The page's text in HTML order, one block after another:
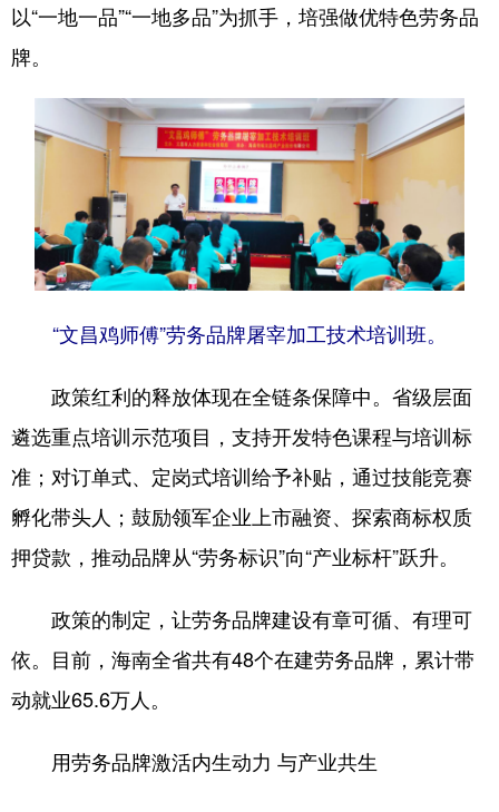
以“一地一品”“一地多品”为抓手，培强做优特色劳务品
牌。
“文昌鸡师傅”劳务品牌屠宰加工技术培训班。
政策红利的释放体现在全链条保障中。省级层面
遴选重点培训示范项目，支持开发特色课程与培训标
准；对订单式、定岗式培训给予补贴，通过技能竞赛
孵化带头人；鼓励领军企业上市融资、探索商标权质
押贷款，推动品牌从“劳务标识”向“产业标杆”跃升。
政策的制定，让劳务品牌建设有章可循、有理可
依。目前，海南全省共有48个在建劳务品牌，累计带
动就业65.6万人。
用劳务品牌激活内生动力 与产业共生